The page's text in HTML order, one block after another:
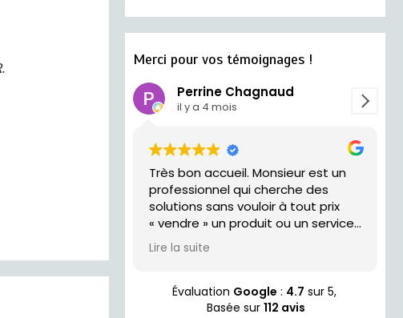
Merci pour vos témoignages !
Perrine Chagnaud
il y a 4 mois
Très bon accueil. Monsieur est un
professionnel qui cherche des
solutions sans vouloir à tout prix
« vendre » un produit ou un service.
Je recommande !
Lire la suite
Évaluation Google : 4.7 sur 5,
Basée sur 112 avis